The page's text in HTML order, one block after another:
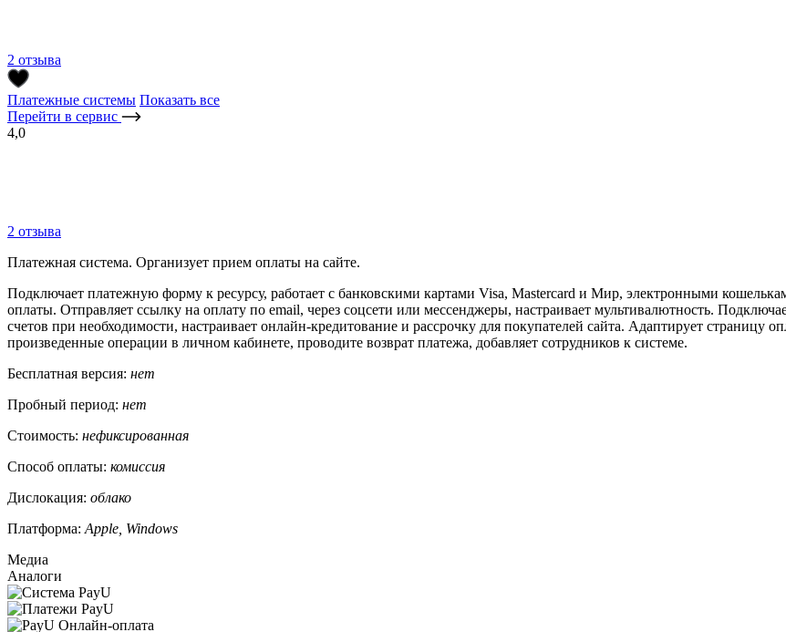
2 отзыва
Платежные системы Показать все
Перейти в сервис
4,0
2 отзыва
Платежная система. Организует прием оплаты на сайте.
Подключает платежную форму к ресурсу, работает с банковскими картами Visa, Mastercard и Мир, электронными
оплаты. Отправляет ссылку на оплату по email, через соцсети или мессенджеры, настраивает мультивалютность.
счетов при необходимости, настраивает онлайн-кредитование и рассрочку для покупателей сайта. Адаптирует страницу
произведенные операции в личном кабинете, проводите возврат платежа, добавляет сотрудников к системе.
Бесплатная версия: нет
Пробный период: нет
Стоимость: нефиксированная
Способ оплаты: комиссия
Дислокация: облако
Платформа: Apple, Windows
Медиа
Аналоги